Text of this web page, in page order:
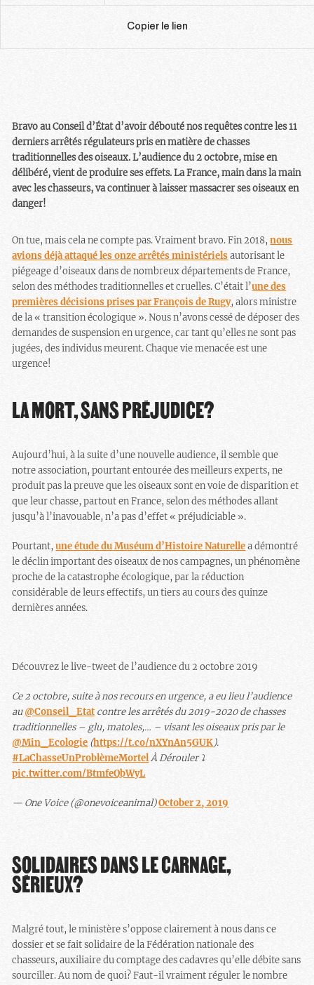
Copier le lien
Bravo au Conseil d’État d’avoir débouté nos requêtes contre les 11
derniers arrêtés régulateurs pris en matière de chasses
traditionnelles des oiseaux. L’audience du 2 octobre, mise en
délibéré, vient de produire ses effets. La France, main dans la main
avec les chasseurs, va continuer à laisser massacrer ses oiseaux en
danger!
On tue, mais cela ne compte pas. Vraiment bravo. Fin 2018,nous
avions déjà attaqué les onze arrêtés ministérielsautorisant le
piégeage d’oiseaux dans de nombreux départements de France,
selon des méthodes traditionnelles et cruelles. C’était l’une des
premières décisions prises par François de Rugy, alors ministre
de la « transition écologique ». Nous n’avons cessé de déposer des
demandes de suspension en urgence, car tant qu’elles ne sont pas
jugées, des individus meurent. Chaque vie menacée est une
urgence!
LA MORT, SANS PRÉJUDICE?
Aujourd’hui, à la suite d’une nouvelle audience, il semble que
notre association, pourtant entourée des meilleurs experts, ne
produit pas la preuve que les oiseaux sont en voie de disparition et
que leur chasse, partout en France, selon des méthodes allant
jusqu’à l’inavouable, n’a pas d’effet « préjudiciable ».
Pourtant,une étude du Muséum d’Histoire Naturellea démontré
le déclin important des oiseaux de nos campagnes, un phénomène
proche de la catastrophe écologique, par la réduction
considérable de leurs effectifs, un tiers au cours des quinze
dernières années.
Découvrez le live-tweet de l’audience du 2 octobre 2019
Ce 2 octobre, suite à nos recours en urgence, a eu lieu l’audience
au@Conseil_Etat contre les arrêtés du 2019-2020 de chasses
traditionnelles – glu, matoles,… – visant les oiseaux pris par le
@Min_Ecologie (https://t.co/nXYnAn5GUK).
#LaChasseUnProblèmeMortelÀ Dérouler ⤵️
pic.twitter.com/BtmfeQbWyL
— One Voice (@onevoiceanimal)October 2, 2019
SOLIDAIRES DANS LE CARNAGE,
SÉRIEUX?
Malgré tout, le ministère s’oppose clairement à nous dans ce
dossier et se fait solidaire de la Fédération nationale des
chasseurs, auxiliaire du comptage des cadavres qu’elle débite sans
sourciller. Au nom de quoi? Faut-il vraiment réguler le nombre